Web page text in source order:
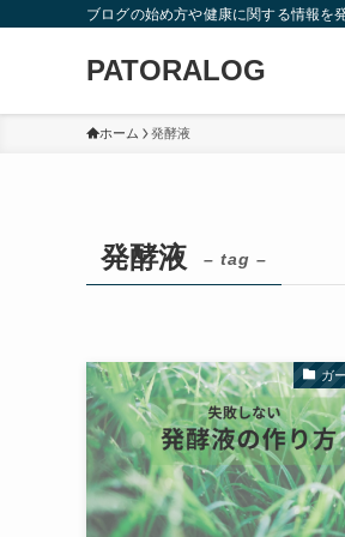
ブログの始め方や健康に関する情報を
PATORALOG
ホーム 発酵液
発酵液 – tag –
ガ